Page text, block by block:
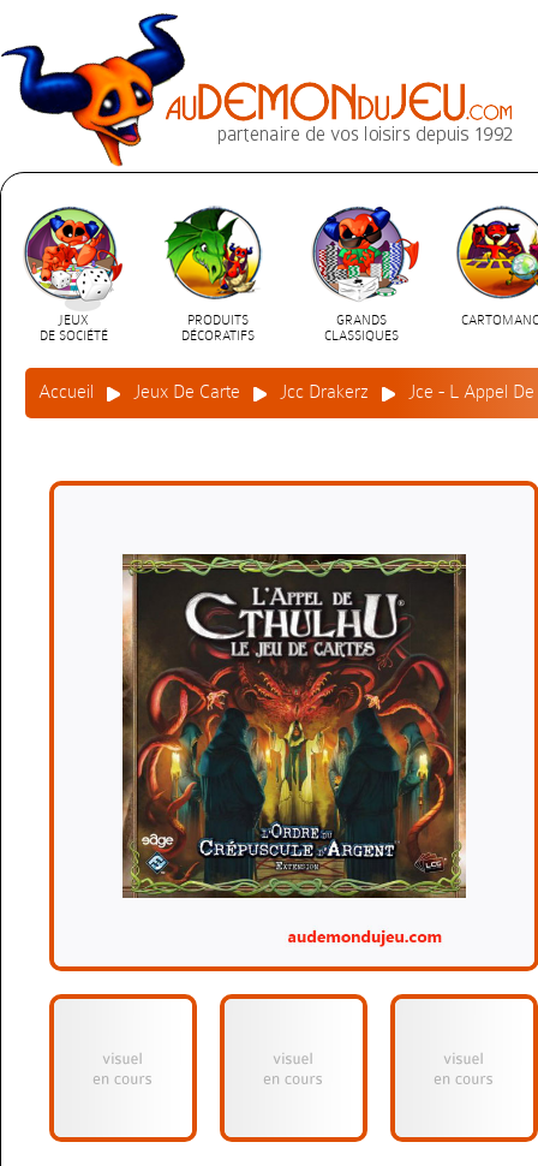
JEUX
DE SOCIÉTÉ
PRODUITS
DÉCORATIFS
GRANDS
CLASSIQUES
Accueil Jeux De Carte Jcc Drakerz Jce - L Appel